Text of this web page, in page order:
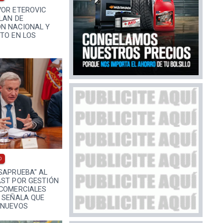
ETEROVIC
DE
NACIONAL Y
EN LOS
AL
POR GESTIÓN
QUE